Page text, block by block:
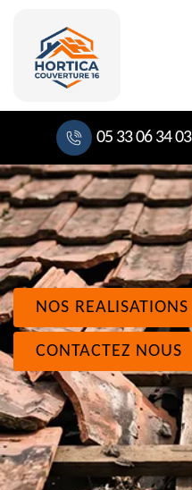
05 33 06 34 03
NOS REALISATIONS
CONTACTEZ NOUS